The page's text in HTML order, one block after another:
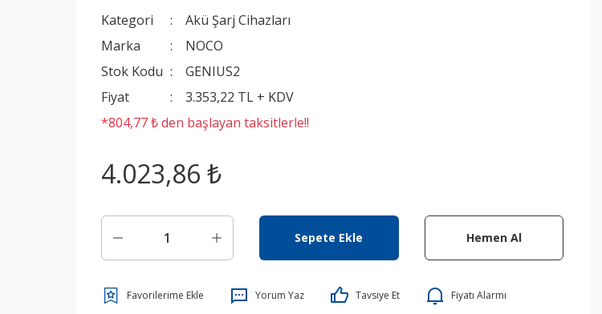
Kategori
Akü Şarj Cihazları
Marka
NOCO
Stok Kodu
GENIUS2
Fiyat
3.353,22 TL + KDV
*804,77 ₺ den başlayan taksitlerle!!
4.023,86 ₺
Sepete Ekle Hemen Al
Yorum Yaz Tavsiye Et Fiyatı Alarmı